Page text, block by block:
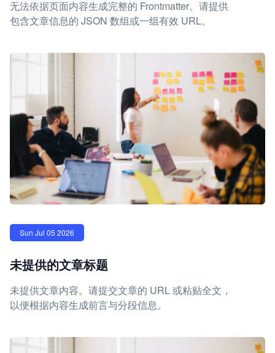
无法依据页面内容生成完整的 Frontmatter。请提供
包含文章信息的 JSON 数组或一组有效 URL。
Sun Jul 05 2026
未提供的文章标题
未提供文章内容。请提交文章的 URL 或粘贴全文，
以便根据内容生成前言与分段信息。